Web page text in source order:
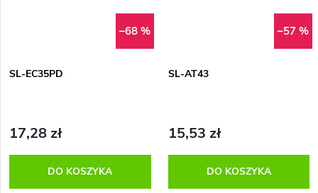
–68 %
SL-EC35PD
17,28 zł
DO KOSZYKA
–57 %
SL-AT43
15,53 zł
DO KOSZYKA